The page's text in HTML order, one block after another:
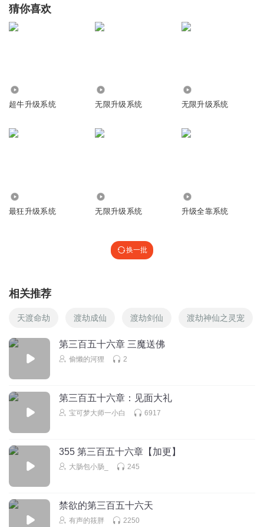
猜你喜欢
超牛升级系统 无限升级系统 无限升级系统
最狂升级系统 无限升级系统 升级全靠系统
换一批
相关推荐
天渡命劫 渡劫成仙 渡劫剑仙 渡劫神仙之灵宠
第三百五十六章 三魔送佛
偷懒的河狸 2
第三百五十六章：见面大礼
宝可梦大师一小白 6917
355 第三百五十六章【加更】
大肠包小肠_ 245
禁欲的第三百五十六天
有声的筱胖 2250